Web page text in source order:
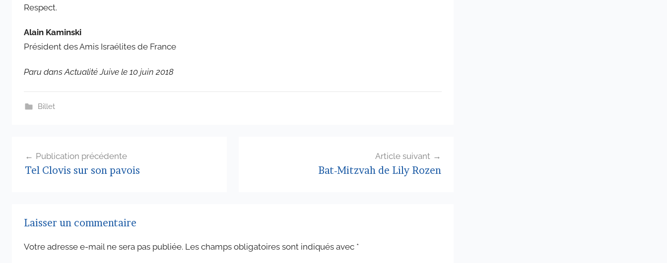
Respect.
Alain Kaminski
Président des Amis Israélites de France
Paru dans Actualité Juive le 10 juin 2018
Billet
de
Publication précédente
Tel Clovis sur son pavois
Article suivant
Bat-Mitzvah de Lily Rozen
Laisser un commentaire
Votre adresse e-mail ne sera pas publiée. Les champs obligatoires sont indiqués avec *